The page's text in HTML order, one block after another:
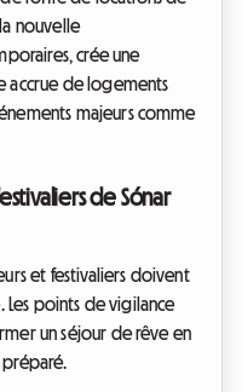
nouvelle
crée une
accrue de logements
majeurs comme
de Sónar
et festivaliers doivent
Les points de vigilance
un séjour de rêve en
préparé.